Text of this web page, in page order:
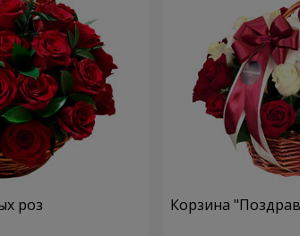
роз Корзина